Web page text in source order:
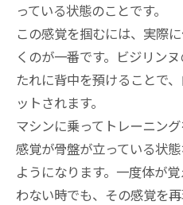
っている状態のことです。
この感覚を掴むには、実際
くのが一番です。ビジリン
たれに背中を預けることで
ットされます。
マシンに乗ってトレーニン
感覚が骨盤が立っている状
ようになります。一度体が
わない時でも、その感覚を